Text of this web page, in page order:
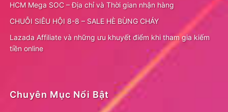
HCM Mega SOC – Địa chỉ và Thời gian nhận hàng
CHUỖI SIÊU HỘI 8-8 – SALE HÈ BÙNG CHÁY
Lazada Affiliate và những ưu khuyết điểm khi tham gia kiếm
tiền online
Chuyên Mục Nổi Bật